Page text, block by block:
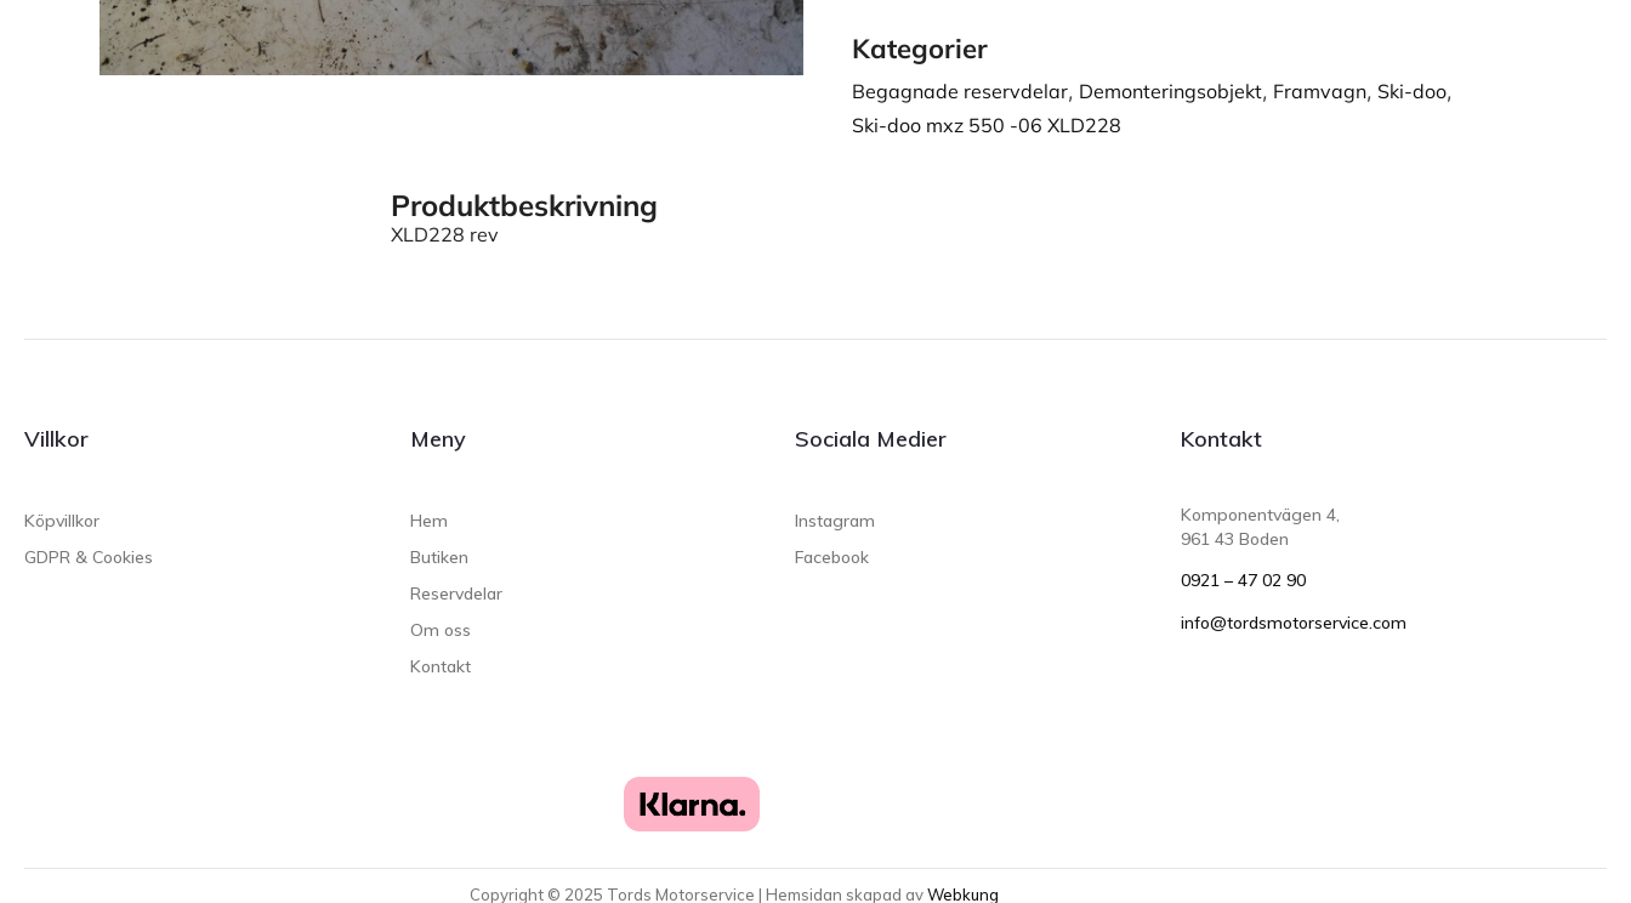
Kategorier
Begagnade reservdelar, Demonteringsobjekt, Framvagn, Ski-doo,
Ski-doo mxz 550 -06 XLD228
Produktbeskrivning
XLD228 rev
Villkor
Köpvillkor
GDPR & Cookies
Meny
Hem
Butiken
Reservdelar
Om oss
Kontakt
Sociala Medier
Instagram
Facebook
Kontakt
Komponentvägen 4,
961 43 Boden
0921 – 47 02 90
info@tordsmotorservice.com
Copyright © 2025 Tords Motorservice | Hemsidan skapad avWebkung